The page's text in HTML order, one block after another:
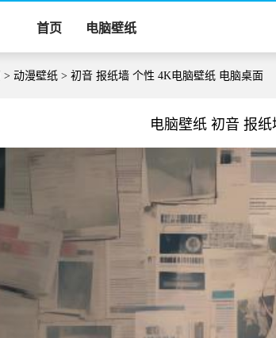
首页 电脑壁纸
>动漫壁纸 > 初音 报纸墙 个性 4K电脑壁纸 电脑桌面
电脑壁纸 初音 报